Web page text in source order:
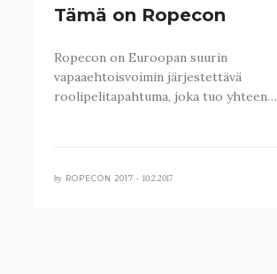
Tämä on Ropecon
Ropecon on Euroopan suurin
vapaaehtoisvoimin järjestettävä
roolipelitapahtuma, joka tuo yhteen…
by ROPECON 2017 • 10.2.2017